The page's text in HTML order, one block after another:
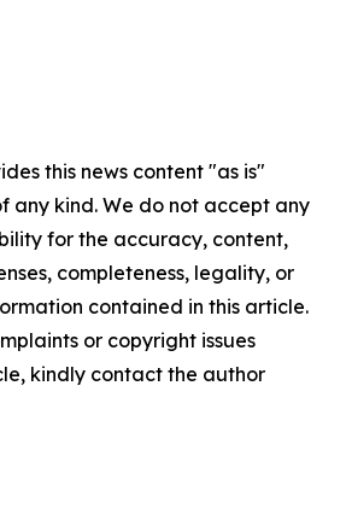
this news content "as is"
any kind. We do not accept any
for the accuracy, content,
completeness, legality, or
contained in this article.
or copyright issues
kindly contact the author